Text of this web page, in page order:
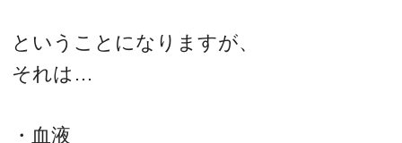
ということになりますが、
それは…
・血液